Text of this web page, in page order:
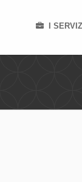
I SERVIZI